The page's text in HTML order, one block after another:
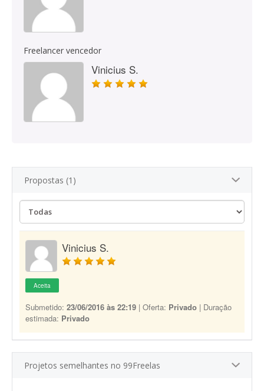
Freelancer vencedor
Vinicius S.
Propostas (1)
Vinicius S.
Aceita
Submetido: 23/06/2016 às 22:19 | Oferta: Privado | Duração
estimada: Privado
Projetos semelhantes no 99Freelas